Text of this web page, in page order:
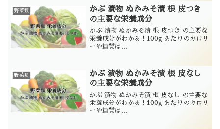
野菜類
かぶ 漬物 ぬかみそ漬 根 皮つき
の主要な栄養成分
かぶ 漬物 ぬかみそ漬 根 皮つき の主要な
栄養成分がわかる！100g あたりのカロリ
ーや糖質は...
野菜類
かぶ 漬物 ぬかみそ漬 根 皮なし
の主要な栄養成分
かぶ 漬物 ぬかみそ漬 根 皮なし の主要な
栄養成分がわかる！100g あたりのカロリ
ーや糖質は...